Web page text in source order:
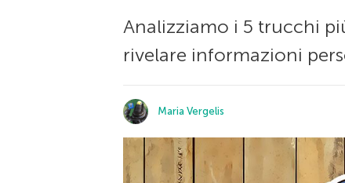
Analizziamo i 5 trucchi
rivelare informazioni
Maria Vergelis